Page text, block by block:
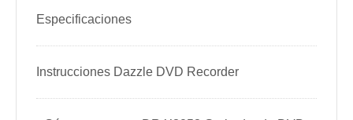
Especificaciones
Instrucciones Dazzle DVD Recorder